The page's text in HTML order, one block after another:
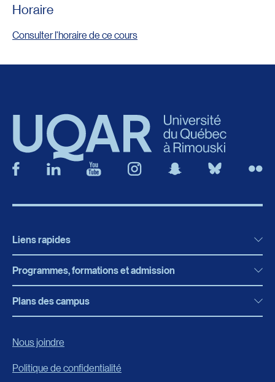
Horaire
Consulter l'horaire de ce cours
Liens rapides
Actualités
Bibliothèque
Boutique en ligne
Carrières
Programmes, formations et admission
Programmes, formations et admission
Plans des campus
Nous joindre
Politique de confidentialité